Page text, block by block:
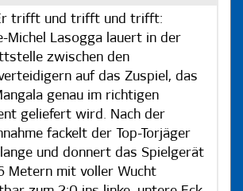
trifft und trifft und trifft:
Michel Lasogga lauert in der
zwischen den
auf das Zuspiel, das
genau im richtigen
geliefert wird. Nach der
fackelt der Top-Torjäger
und donnert das Spielgerät
Metern mit voller Wucht